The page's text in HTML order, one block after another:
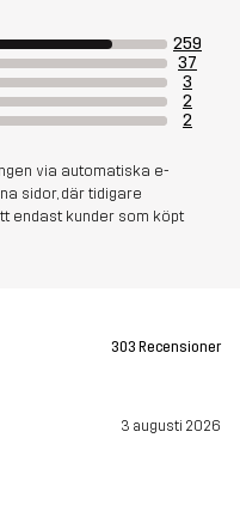
259
37
3
2
2
via automatiska e-
sidor, där tidigare
endast kunder som köpt
303 Recensioner
3 augusti 2026